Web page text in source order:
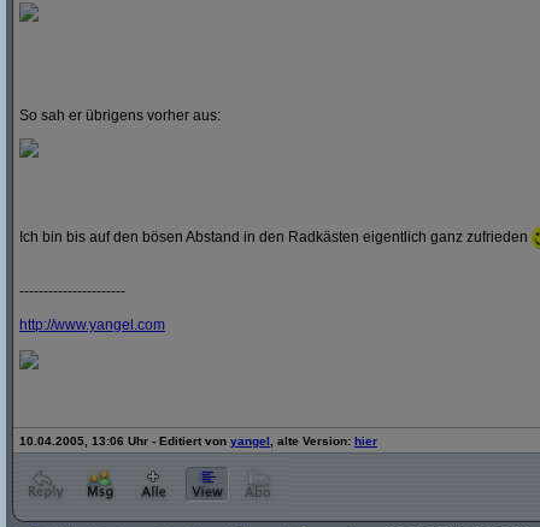
So sah er übrigens vorher aus:
Ich bin bis auf den bösen Abstand in den Radkästen eigentlich ganz zufrieden
----------------------
http://www.yangel.com
10.04.2005, 13:06 Uhr - Editiert von yangel , alte Version: hier